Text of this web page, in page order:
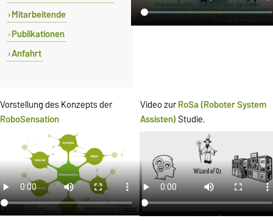
Video zurRoSa (Roboter System
Assisten) Studie.
Mitarbeitende
Publikationen
Anfahrt
Vorstellung des Konzepts der
RoboSensation